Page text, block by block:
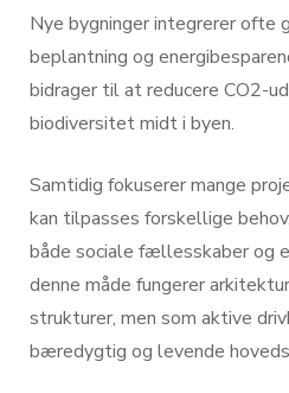
Nye bygninger integrerer ofte
beplantning og
bidrager til at reducere CO2-
biodiversitet midt i byen.
Samtidig fokuserer mange
kan tilpasses forskellige
både sociale fællesskaber og
denne måde fungerer
strukturer, men som aktive
bæredygtig og levende